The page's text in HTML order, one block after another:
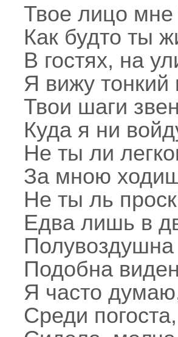
Твое лицо мне
Как будто ты
В гостях, на
Я вижу
Твои шаги
Куда я ни
Не ты ли
За мною
Не ты ль
Едва лишь в
Подобна
Я часто
Среди